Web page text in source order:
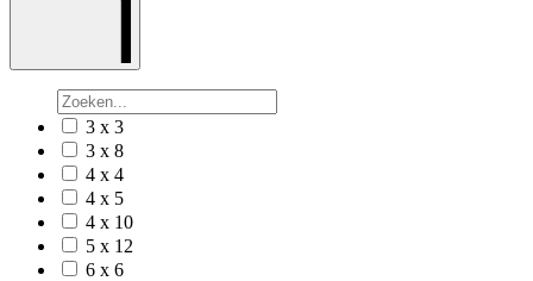
3 x 3
3 x 8
4 x 4
4 x 5
4 x 10
5 x 12
6 x 6